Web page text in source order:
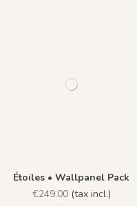
Étoiles • Wallpanel Pack
€249.00(tax incl.)